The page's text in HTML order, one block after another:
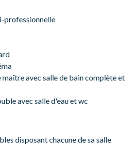
professionnelle
maître avec salle de bain complète et
avec salle d'eau et wc
disposant chacune de sa salle